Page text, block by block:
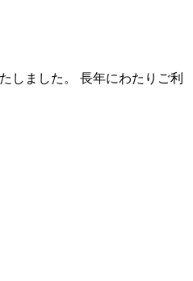
しました。 長年にわたりご利